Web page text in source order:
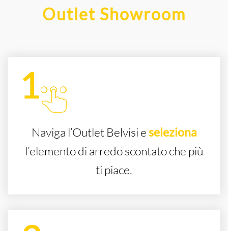
Outlet Showroom
Naviga l’Outlet Belvisi eseleziona
l’elemento di arredo scontato che più
ti piace.